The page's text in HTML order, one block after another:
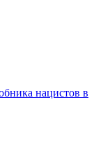
нацистов в